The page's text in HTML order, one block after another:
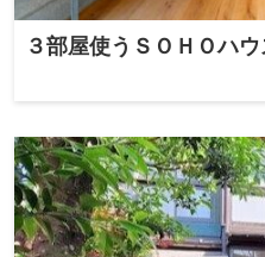
３部屋使うＳＯＨＯハ